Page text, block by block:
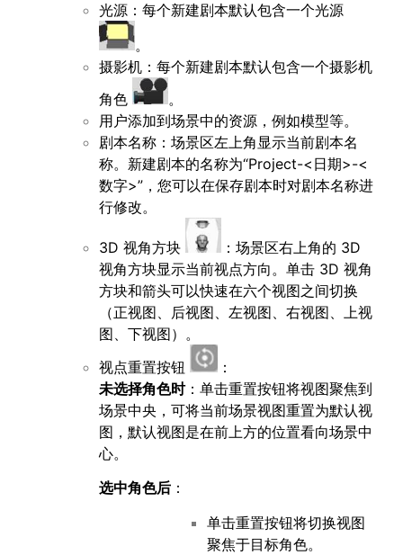
光源：每个新建剧本默认包含一个光源
。
摄影机：每个新建剧本默认包含一个摄影机
角色
。
用户添加到场景中的资源，例如模型等。
剧本名称：场景区左上角显示当前剧本名
称。新建剧本的名称为“Project-<日期>-<
数字>”，您可以在保存剧本时对剧本名称进
行修改。
3D 视角方块
：场景区右上角的 3D
视角方块显示当前视点方向。单击 3D 视角
方块和箭头可以快速在六个视图之间切换
（正视图、后视图、左视图、右视图、上视
图、下视图）。
视点重置按钮
：
未选择角色时：单击重置按钮将视图聚焦到
场景中央，可将当前场景视图重置为默认视
图，默认视图是在前上方的位置看向场景中
心。
选中角色后 ：
单击重置按钮将切换视图
聚焦于目标角色。